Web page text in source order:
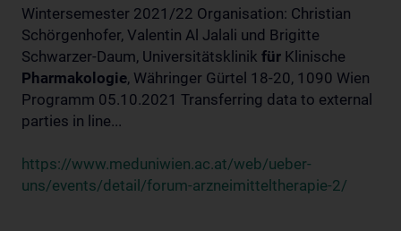
Wintersemester 2021/22 Organisation: Christian
Schörgenhofer, Valentin Al Jalali und Brigitte
Schwarzer-Daum, Universitätsklinik für Klinische
Pharmakologie, Währinger Gürtel 18-20, 1090 Wien
Programm 05.10.2021 Transferring data to external
parties in line...
https://www.meduniwien.ac.at/web/ueber-
uns/events/detail/forum-arzneimitteltherapie-2/